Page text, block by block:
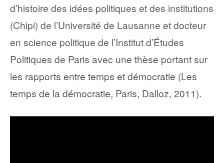
d’histoire des idées politiques et des institutions
(Chipi) de l’Université de Lausanne et docteur
en science politique de l’Institut d’Études
Politiques de Paris avec une thèse portant sur
les rapports entre temps et démocratie (Les
temps de la démocratie, Paris, Dalloz, 2011).